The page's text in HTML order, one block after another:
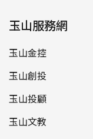
玉山服務網
玉山金控
玉山創投
玉山投顧
玉山文教